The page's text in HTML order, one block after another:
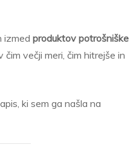
izmed produktov potrošniške
čim večji meri, čim hitrejše in
ki sem ga našla na